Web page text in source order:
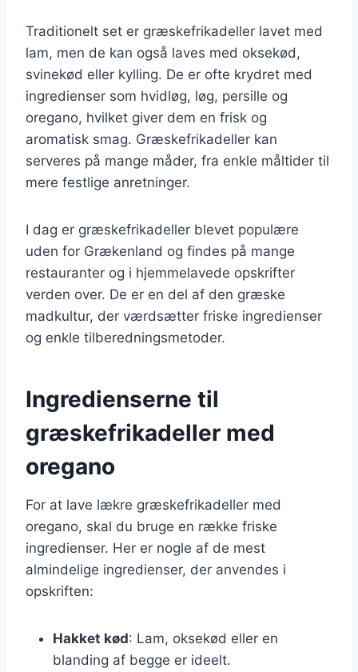
Traditionelt set er græskefrikadeller lavet med
lam, men de kan også laves med oksekød,
svinekød eller kylling. De er ofte krydret med
ingredienser som hvidløg, løg, persille og
oregano, hvilket giver dem en frisk og
aromatisk smag. Græskefrikadeller kan
serveres på mange måder, fra enkle måltider til
mere festlige anretninger.
I dag er græskefrikadeller blevet populære
uden for Grækenland og findes på mange
restauranter og i hjemmelavede opskrifter
verden over. De er en del af den græske
madkultur, der værdsætter friske ingredienser
og enkle tilberedningsmetoder.
Ingredienserne til
græskefrikadeller med
oregano
For at lave lækre græskefrikadeller med
oregano, skal du bruge en række friske
ingredienser. Her er nogle af de mest
almindelige ingredienser, der anvendes i
opskriften:
Hakket kød: Lam, oksekød eller en
blanding af begge er ideelt.